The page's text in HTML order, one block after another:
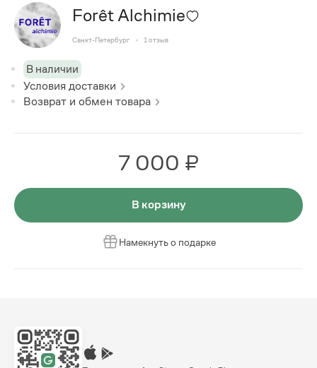
Forêt Alchimie
Санкт-Петербург 1 отзыв
В наличии
Условия доставки
Возврат и обмен товара
7 000 ₽
В корзину
Намекнуть о подарке